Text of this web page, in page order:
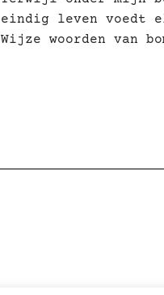
eindig leven voedt
Wijze woorden van